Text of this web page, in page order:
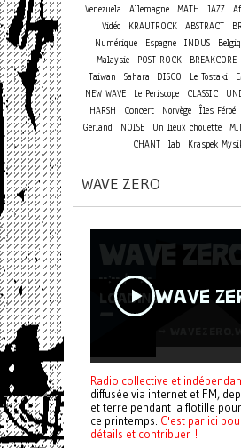
Venezuela
Allemagne MATH JAZZ
Vidéo
KRAUTROCK ABSTRACT
Numérique
Espagne INDUS
Malaysie
POST-ROCK BREAKCORE
Taiwan
Sahara DISCO Le Tostaki
NEW WAVE
Le Periscope CLASSIC
HARSH
Concert Norvège Îles Féroé
Gerland
NOISE Un lieux chouette
CHANT
lab Kraspek
WAVE ZERO
Radio collective et
diffusée via internet et FM,
et terre pendant la flotille
ce printemps. C'est par ici
détails et contribuer !